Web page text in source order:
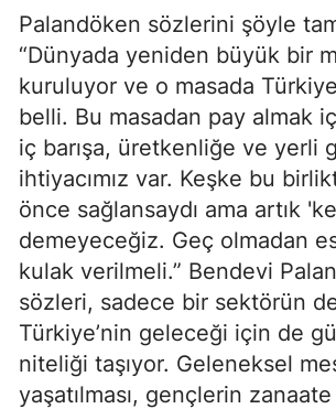
Palandöken sözlerini şöyle
“Dünyada yeniden büyük bir
kuruluyor ve o masada
belli. Bu masadan pay almak
iç barışa, üretkenliğe ve yerli
ihtiyacımız var. Keşke bu
önce sağlansaydı ama artık
demeyeceğiz. Geç olmadan
kulak verilmeli.” Bendevi
sözleri, sadece bir sektörün
Türkiye’nin geleceği için de
niteliği taşıyor. Geleneksel
yaşatılması, gençlerin zanaate